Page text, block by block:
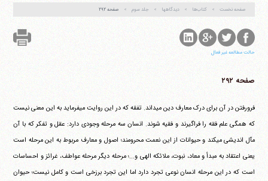
صفحه نخست کتاب‌ها دیدگاهها جلد سوم صفحه ۲۹۲
حالت مطالعه غیر فعال
صفحه ۲۹۲
فرورفتن در آن برای درک معارف دین می‎داند. تفقه که در این روایت می‎فرماید به این معنی نیست
که همگی علم فقه را فراگیرند و فقیه شوند. انسان سه مرحله وجودی دارد: عقل و تفکر که با آن
مآل اندیشی می‎کند و حیوانات از این نعمت محرومند؛ اصول و معارف مربوط به این مرحله است
یعنی اعتقاد به مبدأ و معاد، نبوت، ملائکه الهی و...؛ مرحله دیگر مرحله عواطف، غرائز و احساسات
است که در این مرحله انسان نوعی تجرد دارد اما این تجرد برزخی است و کامل نیست؛ حیوان